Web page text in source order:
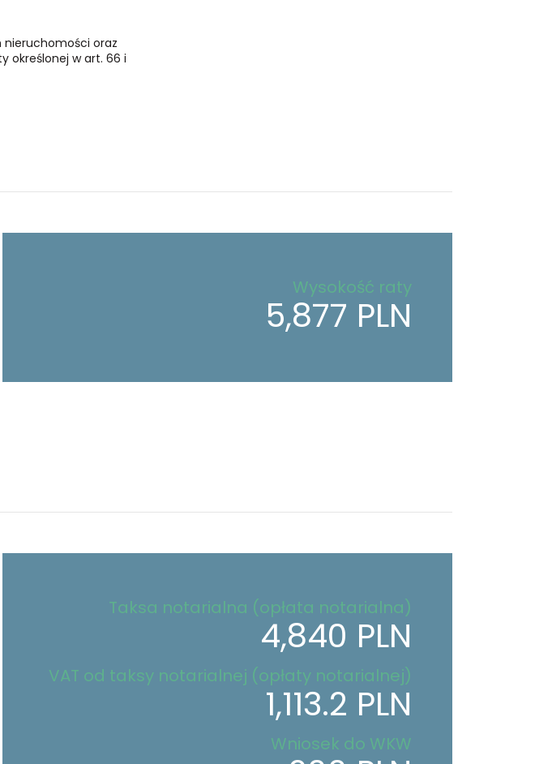
nieruchomości oraz
określonej w art. 66 i
Wysokość raty
5,877 PLN
Taksa notarialna (opłata notarialna)
4,840 PLN
VAT od taksy notarialnej (opłaty notarialnej)
1,113.2 PLN
Wniosek do WKW